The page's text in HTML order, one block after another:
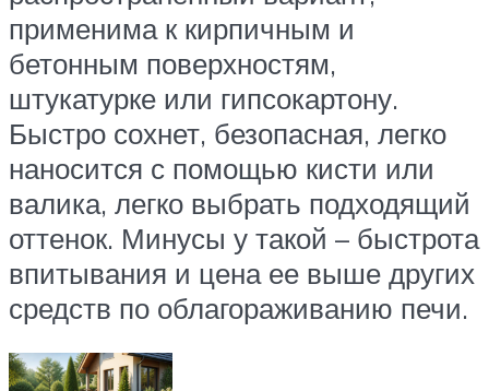
применима к кирпичным и
бетонным поверхностям,
штукатурке или гипсокартону.
Быстро сохнет, безопасная, легко
наносится с помощью кисти или
валика, легко выбрать подходящий
оттенок. Минусы у такой – быстрота
впитывания и цена ее выше других
средств по облагораживанию печи.